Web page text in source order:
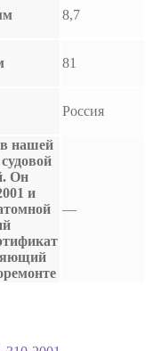
8,7
81
Россия
нашей
Он
и
—